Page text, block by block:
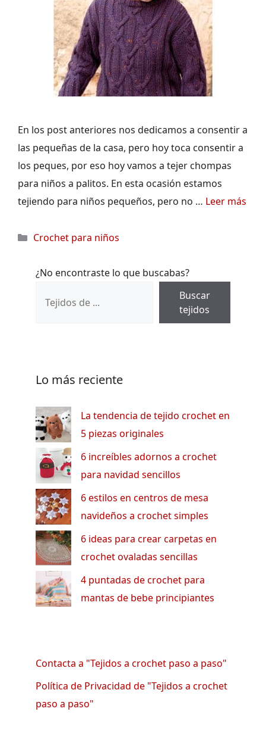
En los post anteriores nos dedicamos a consentir a
las pequeñas de la casa, pero hoy toca consentir a
los peques, por eso hoy vamos a tejer chompas
para niños a palitos. En esta ocasión estamos
tejiendo para niños pequeños, pero no … Leer más
Categorías
Crochet para niños
¿No encontraste lo que buscabas?
Buscar
tejidos
Lo más reciente
La tendencia de tejido crochet en
5 piezas originales
6 increíbles adornos a crochet
para navidad sencillos
6 estilos en centros de mesa
navideños a crochet simples
6 ideas para crear carpetas en
crochet ovaladas sencillas
4 puntadas de crochet para
mantas de bebe principiantes
Contacta a "Tejidos a crochet paso a paso"
Política de Privacidad de "Tejidos a crochet
paso a paso"